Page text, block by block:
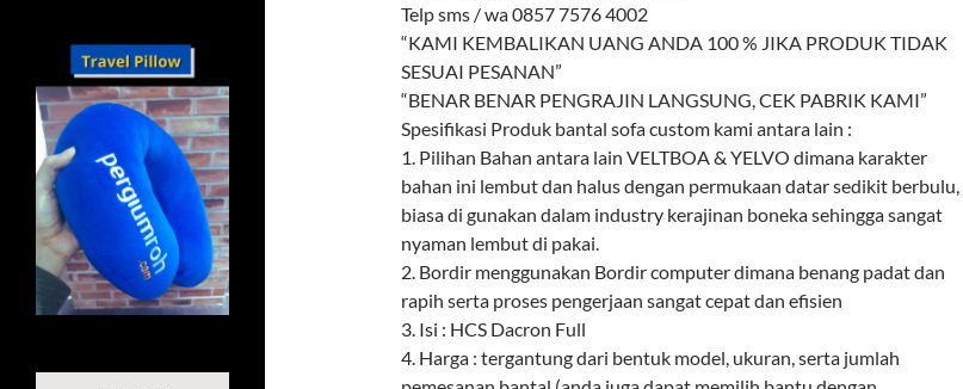
Telp sms / wa 0857 7576 4002
“KAMI KEMBALIKAN UANG ANDA 100 % JIKA PRODUK TIDAK
SESUAI PESANAN”
“BENAR BENAR PENGRAJIN LANGSUNG, CEK PABRIK KAMI”
Spesifikasi Produk bantal sofa custom kami antara lain :
1. Pilihan Bahan antara lain VELTBOA & YELVO dimana karakter
bahan ini lembut dan halus dengan permukaan datar sedikit berbulu,
biasa di gunakan dalam industry kerajinan boneka sehingga sangat
nyaman lembut di pakai.
2. Bordir menggunakan Bordir computer dimana benang padat dan
rapih serta proses pengerjaan sangat cepat dan efisien
3. Isi : HCS Dacron Full
4. Harga : tergantung dari bentuk model, ukuran, serta jumlah